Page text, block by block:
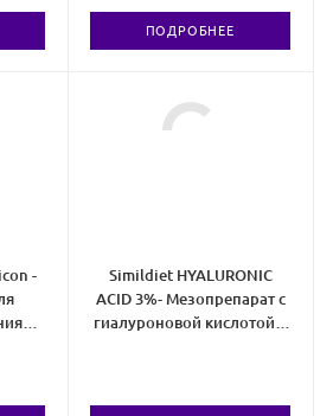
ПОДРОБНЕЕ
-
Simildiet HYALURONIC
ACID 3%- Мезопрепарат с
гиалуроновой кислотой 3